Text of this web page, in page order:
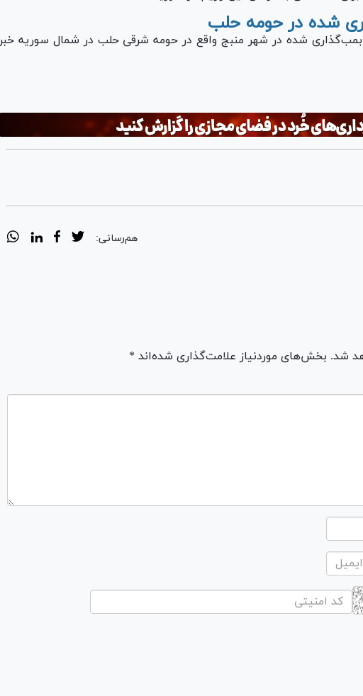
شده در حومه حلب
بمب‌گذاری شده در شهر منبج واقع در حومه شرقی حلب در شمال سوریه خبر
هم‌رسانی:
شد. بخش‌های موردنیاز علامت‌گذاری شده‌اند *